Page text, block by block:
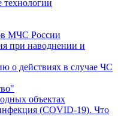
МЧС России
при наводнении и
о действиях в случае ЧС
объектах
(COVID-19). Что